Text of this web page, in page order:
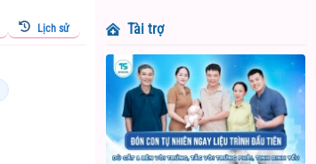
Lịch sử Tài trợ